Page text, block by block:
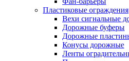
Пластиковые ограждения
Вехи сигнальные
Дорожные буферы
Дорожные
Конусы дорожные
Ленты